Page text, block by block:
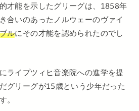
才能を示したグリーグは、1858年
合いのあったノルウェーのヴァイ
ルにその才能を認められたのでし
ライプツィヒ音楽院への進学を提
グリーグが15歳という少年だった
。